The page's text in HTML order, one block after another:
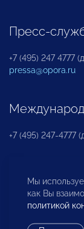
Пресс-
+7 (495) 247 4777
pressa@opora.ru
+7 (495) 247-4777
Бюро по
инвесторов
Мы
как Вы
политикой